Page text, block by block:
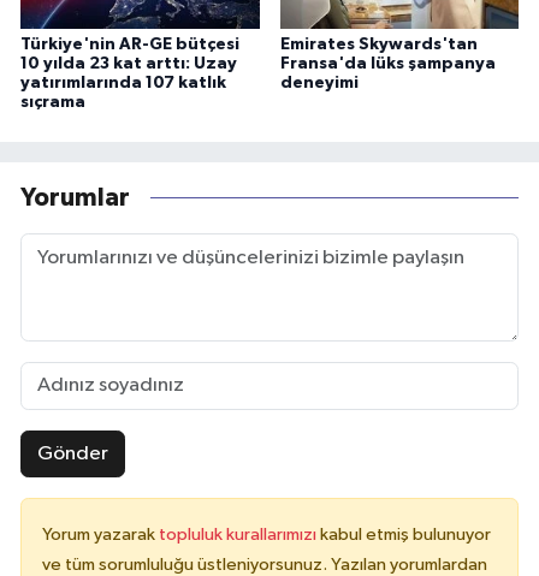
Türkiye'nin AR-GE bütçesi
10 yılda 23 kat arttı: Uzay
yatırımlarında 107 katlık
sıçrama
Emirates Skywards'tan
Fransa'da lüks şampanya
deneyimi
Yorumlar
Gönder
Yorum yazarak topluluk kurallarımızı kabul etmiş bulunuyor
ve tüm sorumluluğu üstleniyorsunuz. Yazılan yorumlardan